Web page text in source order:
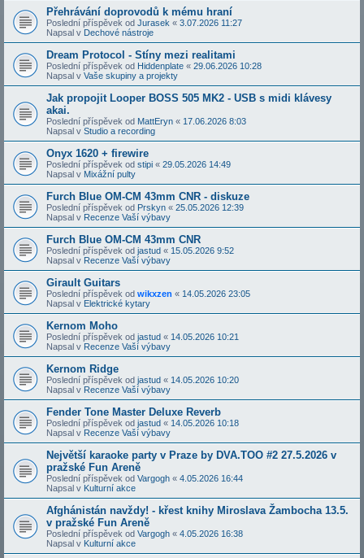
Přehrávání doprovodů k mému hraní
Poslední příspěvek od Jurasek « 3.07.2026 11:27
Napsal v Dechové nástroje
Dream Protocol - Stíny mezi realitami
Poslední příspěvek od Hiddenplate « 29.06.2026 10:28
Napsal v Vaše skupiny a projekty
Jak propojit Looper BOSS 505 MK2 - USB s midi klávesy
akai.
Poslední příspěvek od MattEryn « 17.06.2026 8:03
Napsal v Studio a recording
Onyx 1620 + firewire
Poslední příspěvek od stipi « 29.05.2026 14:49
Napsal v Mixážní pulty
Furch Blue OM-CM 43mm CNR - diskuze
Poslední příspěvek od Prskyn « 25.05.2026 12:39
Napsal v Recenze Vaší výbavy
Furch Blue OM-CM 43mm CNR
Poslední příspěvek od jastud « 15.05.2026 9:52
Napsal v Recenze Vaší výbavy
Girault Guitars
Poslední příspěvek od wikxzen « 14.05.2026 23:05
Napsal v Elektrické kytary
Kernom Moho
Poslední příspěvek od jastud « 14.05.2026 10:21
Napsal v Recenze Vaší výbavy
Kernom Ridge
Poslední příspěvek od jastud « 14.05.2026 10:20
Napsal v Recenze Vaší výbavy
Fender Tone Master Deluxe Reverb
Poslední příspěvek od jastud « 14.05.2026 10:18
Napsal v Recenze Vaší výbavy
Největší karaoke party v Praze by DVA.TOO #2 27.5.2026 v
pražské Fun Areně
Poslední příspěvek od Vargogh « 4.05.2026 16:44
Napsal v Kulturní akce
Afghánistán navždy! - křest knihy Miroslava Žambocha 13.5.
v pražské Fun Areně
Poslední příspěvek od Vargogh « 4.05.2026 16:38
Napsal v Kulturní akce